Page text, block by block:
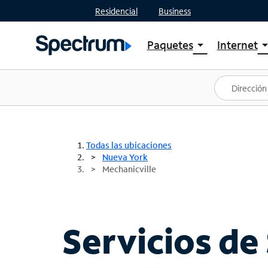
Residencial Business
Paquetesarrow_drop_down
Ver paquetes
Spectrum One
Mejores ofertas
Internetarrow_drop_down
Planes
Todas las ubicaciones
Nueva York
Mechanicville
Servicios